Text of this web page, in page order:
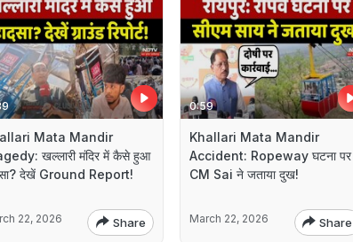
Mata Mandir
खल्लारी मंदिर में कैसे हुआ
देखें Ground Report!
22, 2026 Share
0:59
Khallari Mata Mandir
Accident: Ropeway घटना पर
CM Sai ने जताया दुख!
March 22, 2026 Share